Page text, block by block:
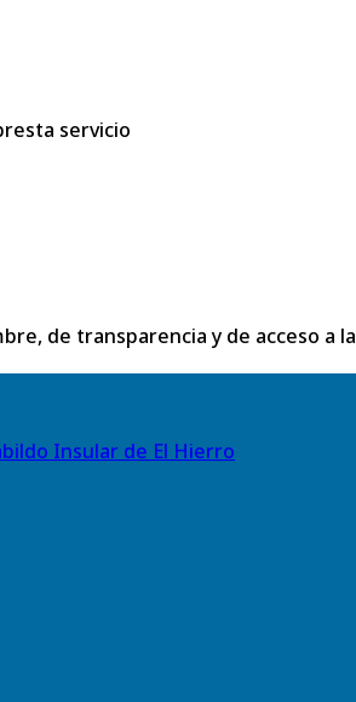
servicio
de transparencia y de acceso a
Insular de El Hierro